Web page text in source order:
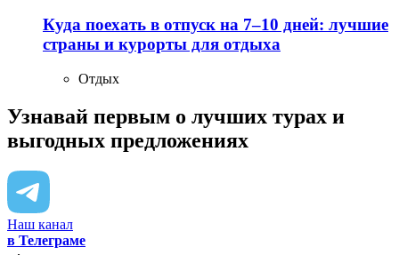
Куда поехать в отпуск на 7–10 дней: лучшие
страны и курорты для отдыха
Отдых
Узнавай первым о лучших турах и
выгодных предложениях
Наш канал
в Телеграме